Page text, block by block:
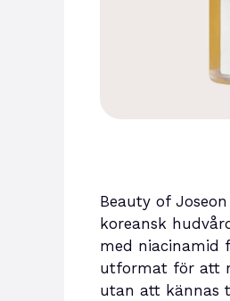
Beauty of
koreansk
med niacinamid
utformat för att
utan att kännas